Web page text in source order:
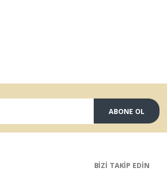
ABONE OL
BİZİ TAKİP EDİN